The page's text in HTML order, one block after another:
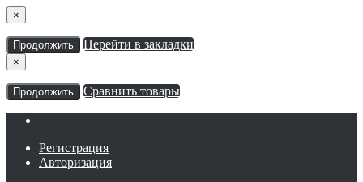
×
Продолжить Перейти в закладки
×
Продолжить Сравнить товары
Регистрация
Авторизация